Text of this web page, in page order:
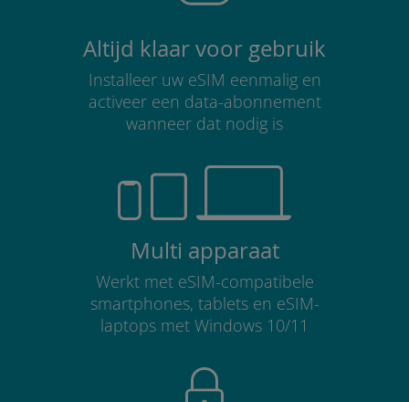
Altijd klaar voor gebruik
Installeer uw eSIM eenmalig en
activeer een data-abonnement
wanneer dat nodig is
Multi apparaat
Werkt met eSIM-compatibele
smartphones, tablets en eSIM-
laptops met Windows 10/11